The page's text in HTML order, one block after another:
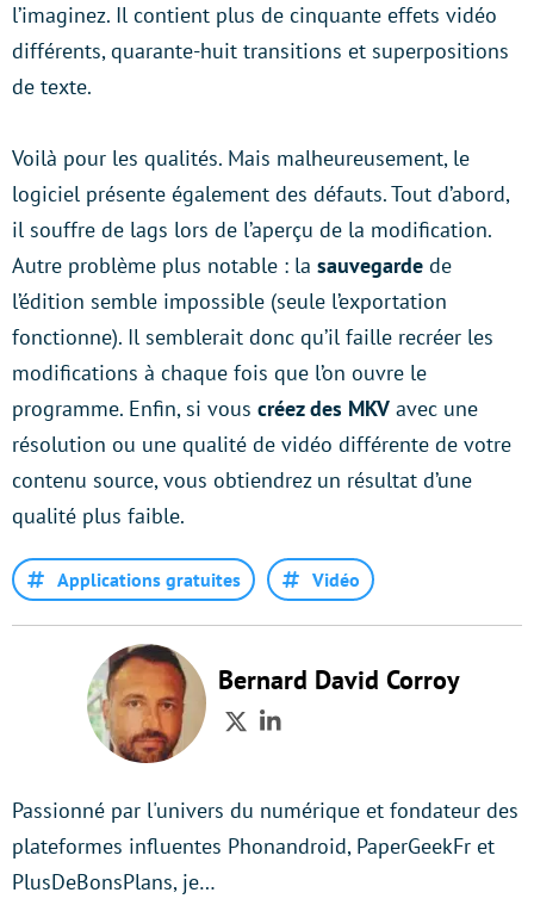
l’imaginez. Il contient plus de cinquante effets vidéo
différents, quarante-huit transitions et superpositions
de texte.
Voilà pour les qualités. Mais malheureusement, le
logiciel présente également des défauts. Tout d’abord,
il souffre de lags lors de l’aperçu de la modification.
Autre problème plus notable : la sauvegarde de
l’édition semble impossible (seule l’exportation
fonctionne). Il semblerait donc qu’il faille recréer les
modifications à chaque fois que l’on ouvre le
programme. Enfin, si vous créez des MKV avec une
résolution ou une qualité de vidéo différente de votre
contenu source, vous obtiendrez un résultat d’une
qualité plus faible.
Applications gratuites Vidéo
Bernard David Corroy
TwitterLinkedIn
Passionné par l'univers du numérique et fondateur des
plateformes influentes Phonandroid, PaperGeekFr et
PlusDeBonsPlans, je…